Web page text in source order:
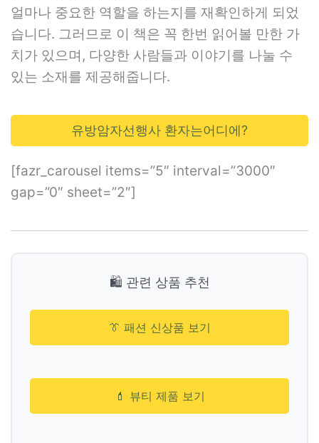
얼마나 중요한 역할을 하는지를 재확인하게 되었
습니다. 그러므로 이 책은 꼭 한번 읽어볼 만한 가
치가 있으며, 다양한 사람들과 이야기를 나눌 수
있는 소재를 제공해줍니다.
유방암자선행사 환자는어디에?
[fazr_carousel items=”5″ interval=”3000″
gap=”0″ sheet=”2″]
🛍️ 관련 상품 추천
👔 패션 신상품 보기
💄 뷰티 제품 보기